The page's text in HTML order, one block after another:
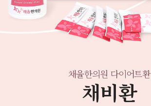
채율한의원 다이어트환
채비환